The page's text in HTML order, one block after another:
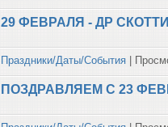
29 ФЕВРАЛЯ - ДР СКОТТИ
Праздники/Даты/События |
ПОЗДРАВЛЯЕМ С 23